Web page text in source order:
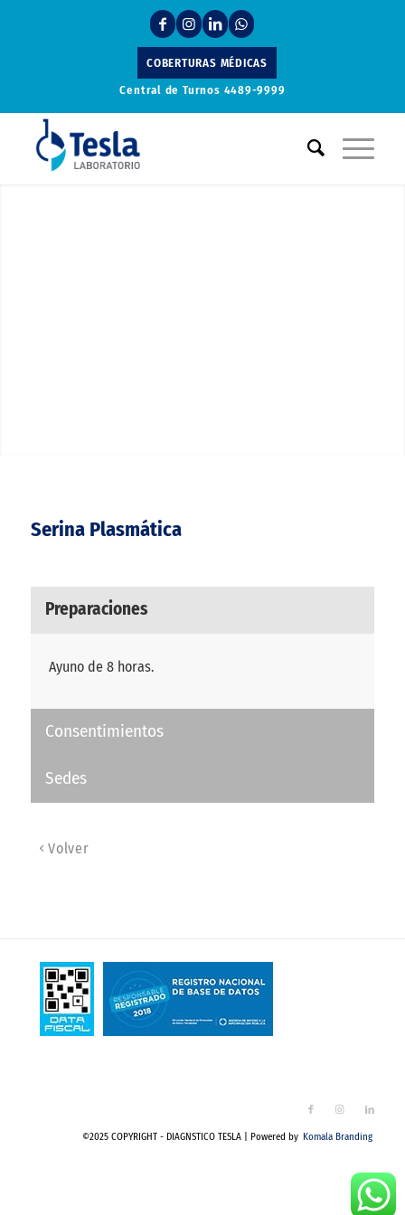
COBERTURAS MÉDICAS
Central de Turnos 4489-9999
Serina Plasmática
Preparaciones
Ayuno de 8 horas.
Consentimientos
Sedes
Volver
©2025 COPYRIGHT - DIAGNSTICO TESLA | Powered by Komala Branding